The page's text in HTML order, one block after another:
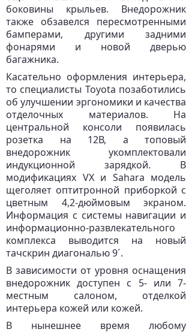
боковины крыльев. Внедорожник
также обзавелся пересмотренными
бамперами, другими задними
фонарями и новой дверью
багажника.
Касательно оформления интерьера,
то специалисты Toyota позаботились
об улучшении эргономики и качества
отделочных материалов. На
центральной консоли появилась
розетка на 12В, а топовый
внедорожник укомплектовали
индукционной зарядкой. В
модификациях VX и Sahara модель
щеголяет оптитронной приборкой с
цветным 4,2-дюймовым экраном.
Информация с системы навигации и
информационно-развлекательного
комплекса выводится на новый
тачскрин диагональю 9´.
В зависимости от уровня оснащения
внедорожник доступен с 5- или 7-
местным салоном, отделкой
интерьера кожей или кожей.
В нынешнее время любому